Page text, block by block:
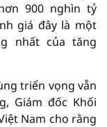
900 nghìn tỷ
giá đây là một
nhất của tăng
triển vọng vẫn
Giám đốc Khối
Nam cho rằng